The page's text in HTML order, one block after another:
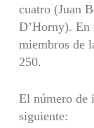
cuatro (Juan
D’Horny). En
miembros de
250.
El número de
siguiente: